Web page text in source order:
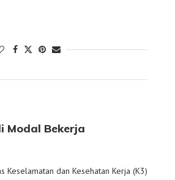
Modal Bekerja
Keselamatan dan Kesehatan Kerja (K3)